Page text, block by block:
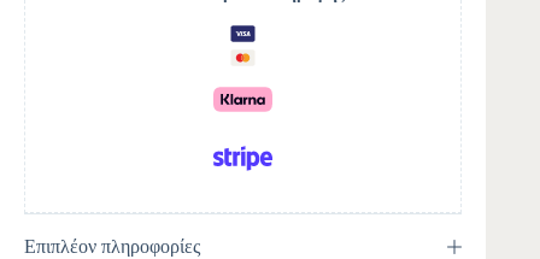
t
i
v
e
:
Επιπλέον πληροφορίες